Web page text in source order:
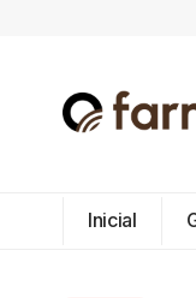
Inicial